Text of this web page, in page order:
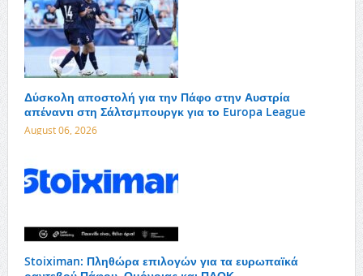
Δύσκολη αποστολή για την Πάφο στην Αυστρία
απέναντι στη Σάλτσμπουργκ για το Europa League
August 06, 2026
Stoiximan: Πληθώρα επιλογών για τα ευρωπαϊκά